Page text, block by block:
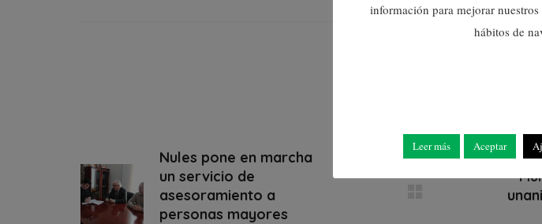
Nules pone en marcha
un servicio de
asesoramiento a
personas mayores
información para mejorar
hábitos de
Leer más Aceptar